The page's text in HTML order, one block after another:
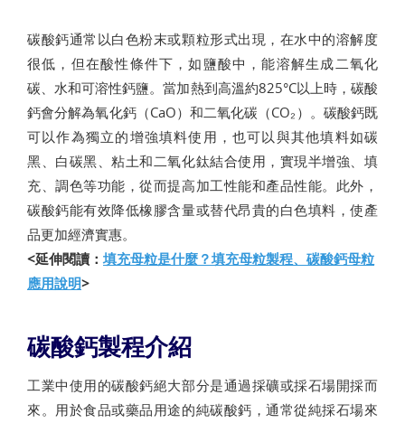
碳酸鈣通常以白色粉末或顆粒形式出現，在水中的溶解度
很低，但在酸性條件下，如鹽酸中，能溶解生成二氧化
碳、水和可溶性鈣鹽。當加熱到高溫約825°C以上時，碳酸
鈣會分解為氧化鈣（CaO）和二氧化碳（CO₂）。碳酸鈣既
可以作為獨立的增強填料使用，也可以與其他填料如碳
黑、白碳黑、粘土和二氧化鈦結合使用，實現半增強、填
充、調色等功能，從而提高加工性能和產品性能。此外，
碳酸鈣能有效降低橡膠含量或替代昂貴的白色填料，使產
品更加經濟實惠。
<延伸閱讀： 填充母粒是什麼？填充母粒製程、碳酸鈣母粒
應用說明>
碳酸鈣製程介紹
工業中使用的碳酸鈣絕大部分是通過採礦或採石場開採而
來。用於食品或藥品用途的純碳酸鈣，通常從純採石場來